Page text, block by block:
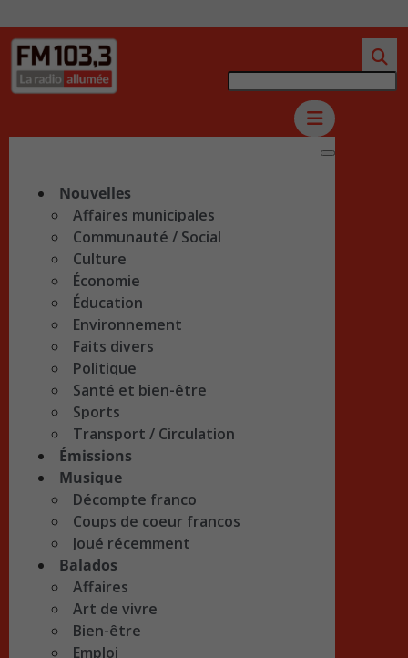
Nouvelles
Affaires municipales
Communauté / Social
Culture
Économie
Éducation
Environnement
Faits divers
Politique
Santé et bien-être
Sports
Transport / Circulation
Émissions
Musique
Décompte franco
Coups de coeur francos
Joué récemment
Balados
Affaires
Art de vivre
Bien-être
Emploi